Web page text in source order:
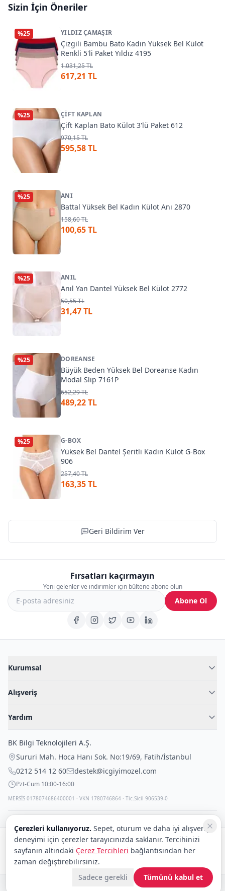
Sizin İçin Öneriler
%25 YILDIZ ÇAMAŞIR
Çizgili Bambu Bato Kadın Yüksek Bel Külot
Renkli 5'li Paket Yıldız 4195
1.031,25 TL
617,21 TL
%25 ÇIFT KAPLAN
Çift Kaplan Bato Külot 3'lü Paket 612
970,15 TL
595,58 TL
%25 ANI
Battal Yüksek Bel Kadın Külot Anı 2870
158,60 TL
100,65 TL
%25 ANIL
Anıl Yan Dantel Yüksek Bel Külot 2772
50,55 TL
31,47 TL
%25 DOREANSE
Büyük Beden Yüksek Bel Doreanse Kadın
Modal Slip 7161P
652,29 TL
489,22 TL
%25 G-BOX
Yüksek Bel Dantel Şeritli Kadın Külot G-Box
906
257,40 TL
163,35 TL
Geri Bildirim Ver
Fırsatları kaçırmayın
Yeni gelenler ve indirimler için bültene abone olun
Abone Ol
Kurumsal
Blog
İç Giyim Rehberi
Alışveriş
Fantazi İç Giyim
Çocuk İç Giyim
Outlet Fırsatları
Yardım
İade Politikası
Gizli Paketleme
BK Bilgi Teknolojileri A.Ş.
Sururi Mah. Hoca Hanı Sok. No:19/69, Fatih/İstanbul
0212 514 12 60
destek@icgiyimozel.com
Pzt-Cum 10:00-16:00
MERSİS 0178074686400001 · VKN 1780746864 · Tic.Sicil 906539-0
Güvenli alışveriş:
Kargo:
© 2008–2026 BK Bilgi Teknolojileri ve Ticaret A.Ş.
Çerezleri kullanıyoruz. Sepet, oturum ve daha iyi alışveriş
deneyimi için çerezler tarayıcınızda saklanır. Tercihinizi
sayfanın altındaki Çerez Tercihleri bağlantısından her
zaman değiştirebilirsiniz.
Sadece gerekli
Tümünü kabul et